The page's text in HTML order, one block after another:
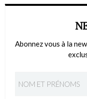
Abonnez vous à la